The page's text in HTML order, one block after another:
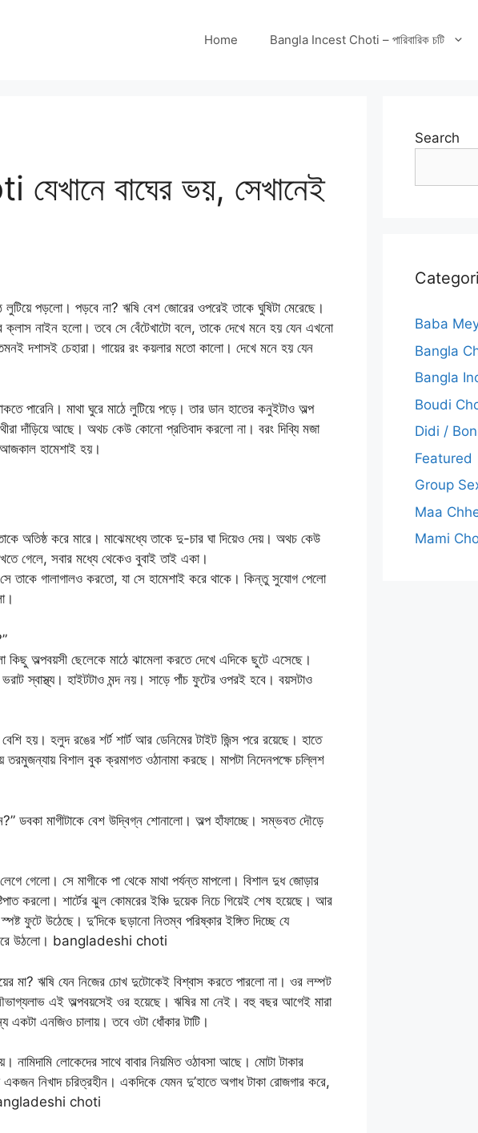
Home Bangla Incest Choti – পারিবারিক চটি
বাঘের ভয়, সেখানেই
পড়লো। পড়বে না? ঋষি বেশ জোরের ওপরেই তাকে ঘুষিটা মেরেছে।
নাইন হলো। তবে সে বেঁটেখাটো বলে, তাকে দেখে মনে হয় যেন এখনো
দশাসই চেহারা। গায়ের রং কয়লার মতো কালো। দেখে মনে হয় যেন
পারেনি। মাথা ঘুরে মাঠে লুটিয়ে পড়ে। তার ডান হাতের কনুইটাও অল্প
দাঁড়িয়ে আছে। অথচ কেউ কোনো প্রতিবাদ করলো না। বরং দিব্যি মজা
হামেশাই হয়।
অতিষ্ঠ করে মারে। মাঝেমধ্যে তাকে দু-চার ঘা দিয়েও দেয়। অথচ কেউ
গেলে, সবার মধ্যে থেকেও বুবাই তাই একা।
তাকে গালাগালও করতো, যা সে হামেশাই করে থাকে। কিন্তু সুযোগ পেলো
কিছু অল্পবয়সী ছেলেকে মাঠে ঝামেলা করতে দেখে এদিকে ছুটে এসেছে।
স্বাস্থ্য। হাইটটাও মন্দ নয়। সাড়ে পাঁচ ফুটের ওপরই হবে। বয়সটাও
হয়। হলুদ রঙের শর্ট শার্ট আর ডেনিমের টাইট জিন্স পরে রয়েছে। হাতে
তরমুজন্যায় বিশাল বুক ক্রমাগত ওঠানামা করছে। মাপটা নিদেনপক্ষে চল্লিশ
ডবকা মাগীটাকে বেশ উদ্বিগ্ন শোনালো। অল্প হাঁফাচ্ছে। সম্ভবত দৌড়ে
গেলো। সে মাগীকে পা থেকে মাথা পর্যন্ত মাপলো। বিশাল দুধ জোড়ার
করলো। শার্টের ঝুল কোমরের ইঞ্চি দুয়েক নিচে গিয়েই শেষ হয়েছে। আর
ফুটে উঠেছে। দু’দিকে ছড়ানো নিতম্ব পরিষ্কার ইঙ্গিত দিচ্ছে যে
করে উঠলো। bangladeshi choti
মা? ঋষি যেন নিজের চোখ দুটোকেই বিশ্বাস করতে পারলো না। ওর লম্পট
সৌভাগ্যলাভ এই অল্পবয়সেই ওর হয়েছে। ঋষির মা নেই। বহু বছর আগেই মারা
একটা এনজিও চালায়। তবে ওটা ধোঁকার টাটি।
লোকেদের সাথে বাবার নিয়মিত ওঠাবসা আছে। মোটা টাকার
একজন নিখাদ চরিত্রহীন। একদিকে যেমন দু’হাতে অগাধ টাকা রোজগার করে,
bangladeshi choti
Search
Baba
Bangla
Bangla
Boudi
Didi / Bon
Featured
Group
Maa
Mami